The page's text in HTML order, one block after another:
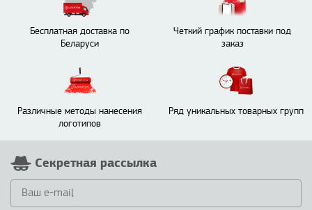
Бесплатная доставка по
Беларуси
Четкий график поставки под
заказ
Различные методы нанесения
логотипов
Ряд уникальных товарных групп
Секретная рассылка